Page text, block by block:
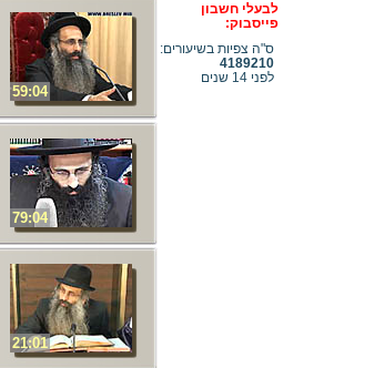
לבעלי חשבון
פייסבוק:
ס"ה צפיות בשיעורים:
4189210
לפני 14 שנים
59:04
79:04
21:01